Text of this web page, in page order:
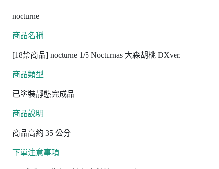
nocturne
商品名稱
[18禁商品] nocturne 1/5 Nocturnas 大森胡桃 DXver.
商品類型
已塗裝靜態完成品
商品說明
商品高約 35 公分
下單注意事項